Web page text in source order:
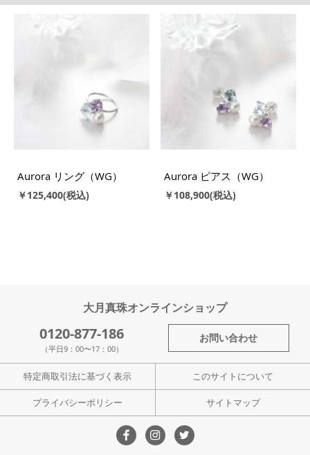
Aurora リング（WG）
￥125,400
Aurora ピアス（WG）
￥108,900
大月真珠オンラインショップ
0120-877-186
（平日9：00〜17：00）
お問い合わせ
特定商取引法に基づく表示 このサイトについて
プライバシーポリシー サイトマップ